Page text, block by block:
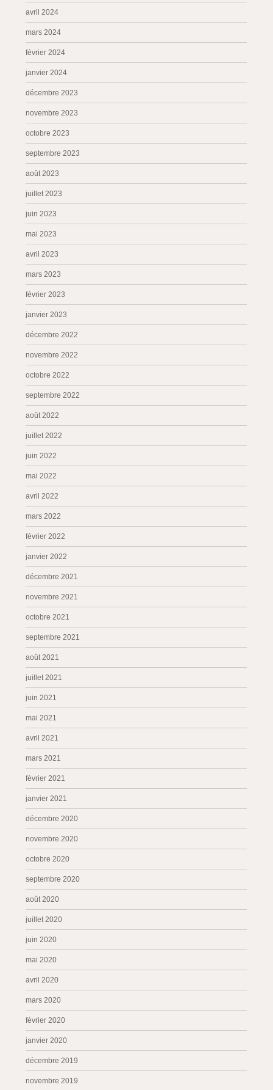
avril 2024
mars 2024
février 2024
janvier 2024
décembre 2023
novembre 2023
octobre 2023
septembre 2023
août 2023
juillet 2023
juin 2023
mai 2023
avril 2023
mars 2023
février 2023
janvier 2023
décembre 2022
novembre 2022
octobre 2022
septembre 2022
août 2022
juillet 2022
juin 2022
mai 2022
avril 2022
mars 2022
février 2022
janvier 2022
décembre 2021
novembre 2021
octobre 2021
septembre 2021
août 2021
juillet 2021
juin 2021
mai 2021
avril 2021
mars 2021
février 2021
janvier 2021
décembre 2020
novembre 2020
octobre 2020
septembre 2020
août 2020
juillet 2020
juin 2020
mai 2020
avril 2020
mars 2020
février 2020
janvier 2020
décembre 2019
novembre 2019